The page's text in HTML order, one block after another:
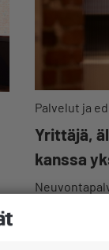
Palvelut ja
Yrittäjä,
kanssa
maksutta
yhteyttä